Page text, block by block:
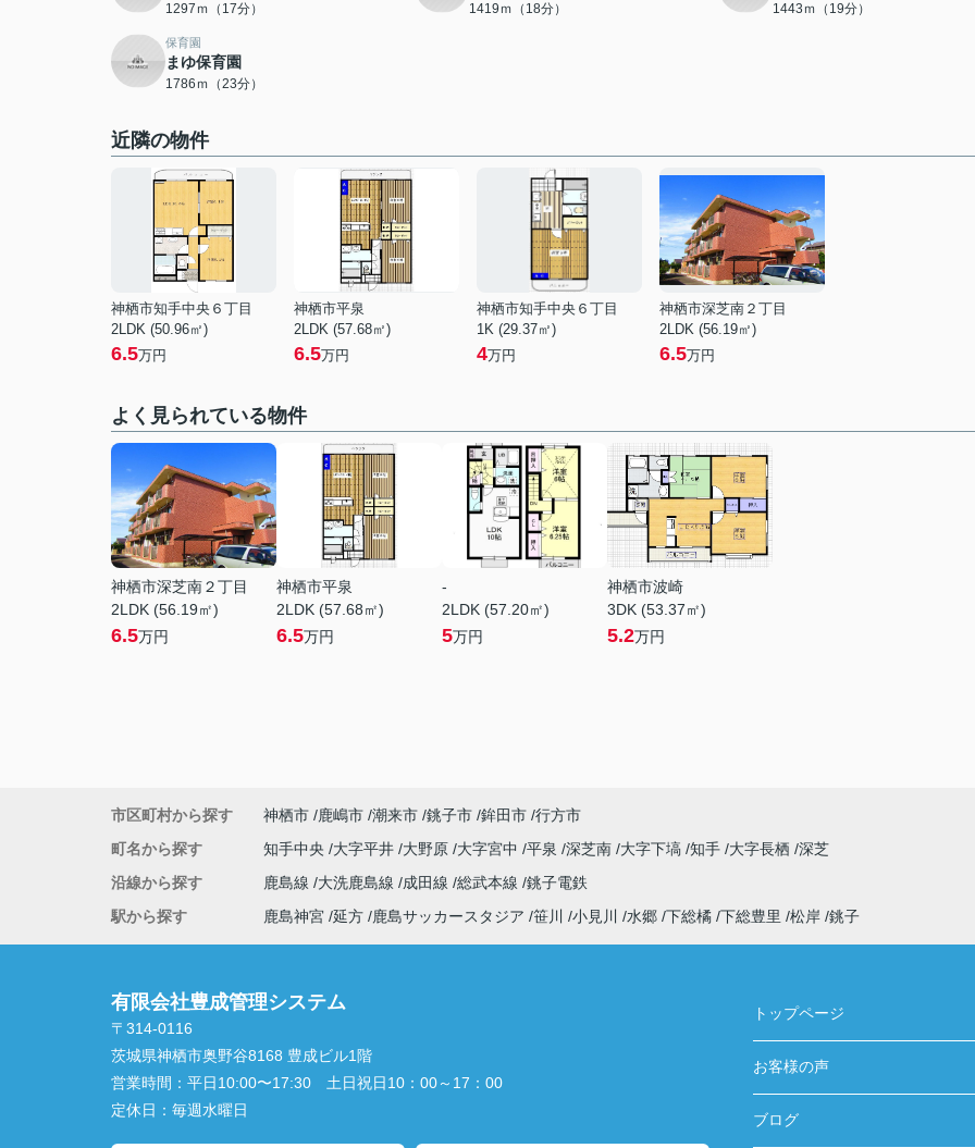
1297ｍ（17分） 1419ｍ（18分） 1443ｍ（19分）
保育園
まゆ保育園
1786ｍ（23分）
近隣の物件
神栖市知手中央６丁目
2LDK (50.96㎡)
6.5万円
神栖市平泉
2LDK (57.68㎡)
6.5万円
神栖市知手中央６丁目
1K (29.37㎡)
4万円
神栖市深芝南２丁目
2LDK (56.19㎡)
6.5万円
よく見られている物件
神栖市深芝南２丁目
2LDK (56.19㎡)
6.5万円
神栖市平泉
2LDK (57.68㎡)
6.5万円
-
2LDK (57.20㎡)
5万円
神栖市波崎
3DK (53.37㎡)
5.2万円
市区町村から探す 神栖市 鹿嶋市 潮来市 銚子市 鉾田市 行方市
町名から探す
知手中央 大字平井 大野原 大字宮中 平泉 深芝南 大字下塙 知手 大字長栖 深芝
沿線から探す
鹿島線 大洗鹿島線 成田線 総武本線 銚子電鉄
駅から探す
鹿島神宮 延方 鹿島サッカースタジア 笹川 小見川 水郷 下総橘 下総豊里 松岸 銚子
有限会社豊成管理システム
〒314-0116
茨城県神栖市奥野谷8168 豊成ビル1階
営業時間： 平日10:00〜17:30 土日祝日10：00～17：00
定休日： 毎週水曜日
トップページ
お客様の声
ブログ